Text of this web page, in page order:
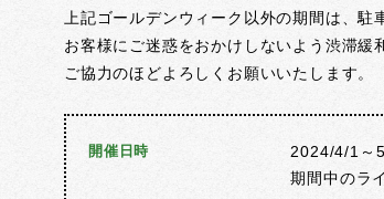
上記ゴールデンウィーク以外の期間は、駐
お客様にご迷惑をおかけしないよう渋滞緩
ご協力のほどよろしくお願いいたします。
開催日時
2024/4/1～
期間中のラ